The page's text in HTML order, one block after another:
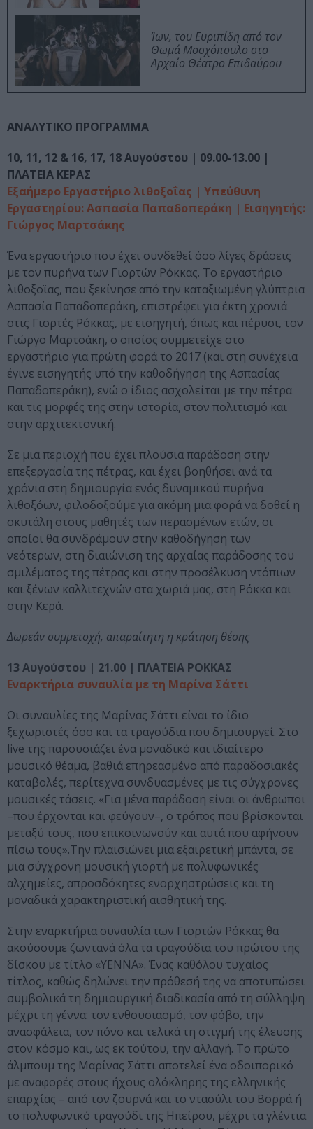
Ίων, του Ευριπίδη από τον
Θωμά Μοσχόπουλο στο
Αρχαίο Θέατρο Επιδαύρου
ΑΝΑΛΥΤΙΚΟ ΠΡΟΓΡΑΜΜΑ
10, 11, 12 & 16, 17, 18 Αυγούστου | 09.00-13.00 |
ΠΛΑΤΕΙΑ ΚΕΡΑΣ
Εξαήμερο Εργαστήριο λιθοξοΐας | Υπεύθυνη
Εργαστηρίου: Ασπασία Παπαδοπεράκη | Εισηγητής:
Γιώργος Μαρτσάκης
Ένα εργαστήριο που έχει συνδεθεί όσο λίγες δράσεις
με τον πυρήνα των Γιορτών Ρόκκας. Το εργαστήριο
λιθοξοϊας, που ξεκίνησε από την καταξιωμένη γλύπτρια
Ασπασία Παπαδοπεράκη, επιστρέφει για έκτη χρονιά
στις Γιορτές Ρόκκας, με εισηγητή, όπως και πέρυσι, τον
Γιώργο Μαρτσάκη, ο οποίος συμμετείχε στο
εργαστήριο για πρώτη φορά το 2017 (και στη συνέχεια
έγινε εισηγητής υπό την καθοδήγηση της Ασπασίας
Παπαδοπεράκη), ενώ ο ίδιος ασχολείται με την πέτρα
και τις μορφές της στην ιστορία, στον πολιτισμό και
στην αρχιτεκτονική.
Σε μια περιοχή που έχει πλούσια παράδοση στην
επεξεργασία της πέτρας, και έχει βοηθήσει ανά τα
χρόνια στη δημιουργία ενός δυναμικού πυρήνα
λιθοξόων, φιλοδοξούμε για ακόμη μια φορά να δοθεί η
σκυτάλη στους μαθητές των περασμένων ετών, οι
οποίοι θα συνδράμουν στην καθοδήγηση των
νεότερων, στη διαιώνιση της αρχαίας παράδοσης του
σμιλέματος της πέτρας και στην προσέλκυση ντόπιων
και ξένων καλλιτεχνών στα χωριά μας, στη Ρόκκα και
στην Κερά.
Δωρεάν συμμετοχή, απαραίτητη η κράτηση θέσης
13 Αυγούστου | 21.00 | ΠΛΑΤΕΙΑ ΡΟΚΚΑΣ
Εναρκτήρια συναυλία με τη Μαρίνα Σάττι
Οι συναυλίες της Μαρίνας Σάττι είναι το ίδιο
ξεχωριστές όσο και τα τραγούδια που δημιουργεί. Στο
live της παρουσιάζει ένα μοναδικό και ιδιαίτερο
μουσικό θέαμα, βαθιά επηρεασμένο από παραδοσιακές
καταβολές, περίτεχνα συνδυασμένες με τις σύγχρονες
μουσικές τάσεις. «Για μένα παράδοση είναι οι άνθρωποι
–που έρχονται και φεύγουν–, ο τρόπος που βρίσκονται
μεταξύ τους, που επικοινωνούν και αυτά που αφήνουν
πίσω τους».Την πλαισιώνει μια εξαιρετική μπάντα, σε
μια σύγχρονη μουσική γιορτή με πολυφωνικές
αλχημείες, απροσδόκητες ενορχηστρώσεις και τη
μοναδικά χαρακτηριστική αισθητική της.
Στην εναρκτήρια συναυλία των Γιορτών Ρόκκας θα
ακούσουμε ζωντανά όλα τα τραγούδια του πρώτου της
δίσκου με τίτλο «YENNA». Ένας καθόλου τυχαίος
τίτλος, καθώς δηλώνει την πρόθεσή της να αποτυπώσει
συμβολικά τη δημιουργική διαδικασία από τη σύλληψη
μέχρι τη γέννα: τον ενθουσιασμό, τον φόβο, την
ανασφάλεια, τον πόνο και τελικά τη στιγμή της έλευσης
στον κόσμο και, ως εκ τούτου, την αλλαγή. Το πρώτο
άλμπουμ της Μαρίνας Σάττι αποτελεί ένα οδοιπορικό
με αναφορές στους ήχους ολόκληρης της ελληνικής
επαρχίας – από τον ζουρνά και το νταούλι του Βορρά ή
το πολυφωνικό τραγούδι της Ηπείρου, μέχρι τα γλέντια